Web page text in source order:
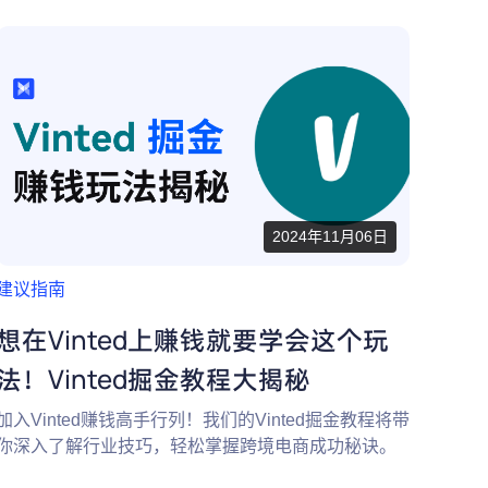
2024年11月06日
议指南
在Vinted上赚钱就要学会这个玩
！Vinted掘金教程大揭秘
入Vinted赚钱高手行列！我们的Vinted掘金教程将带
深入了解行业技巧，轻松掌握跨境电商成功秘诀。